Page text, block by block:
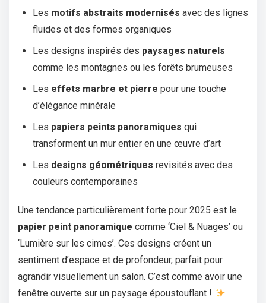
Les motifs abstraits modernisés avec des lignes
fluides et des formes organiques
Les designs inspirés des paysages naturels
comme les montagnes ou les forêts brumeuses
Les effets marbre et pierre pour une touche
d’élégance minérale
Les papiers peints panoramiques qui
transforment un mur entier en une œuvre d’art
Les designs géométriques revisités avec des
couleurs contemporaines
Une tendance particulièrement forte pour 2025 est le
papier peint panoramique comme ‘Ciel & Nuages’ ou
‘Lumière sur les cimes’. Ces designs créent un
sentiment d’espace et de profondeur, parfait pour
agrandir visuellement un salon. C’est comme avoir une
fenêtre ouverte sur un paysage époustouflant !